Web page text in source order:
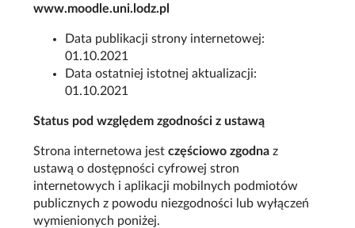
www.moodle.uni.lodz.pl
Data publikacji strony internetowej:
01.10.2021
Data ostatniej istotnej aktualizacji:
01.10.2021
Status pod względem zgodności z ustawą
Strona internetowa jestczęściowo zgodna z
ustawą o dostępności cyfrowej stron
internetowych i aplikacji mobilnych podmiotów
publicznych z powodu niezgodności lub wyłączeń
wymienionych poniżej.